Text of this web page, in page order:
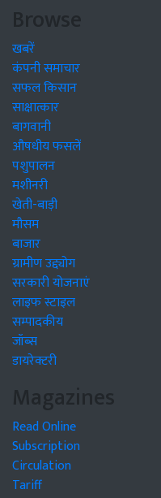
Browse
खबरें
कंपनी समाचार
सफल किसान
साक्षात्कार
बागवानी
औषधीय फसलें
पशुपालन
मशीनरी
खेती-बाड़ी
मौसम
बाजार
ग्रामीण उद्द्योग
सरकारी योजनाएं
लाइफ स्टाइल
सम्पादकीय
जॉब्स
डायरेक्टरी
Magazines
Read Online
Subscription
Circulation
Tariff